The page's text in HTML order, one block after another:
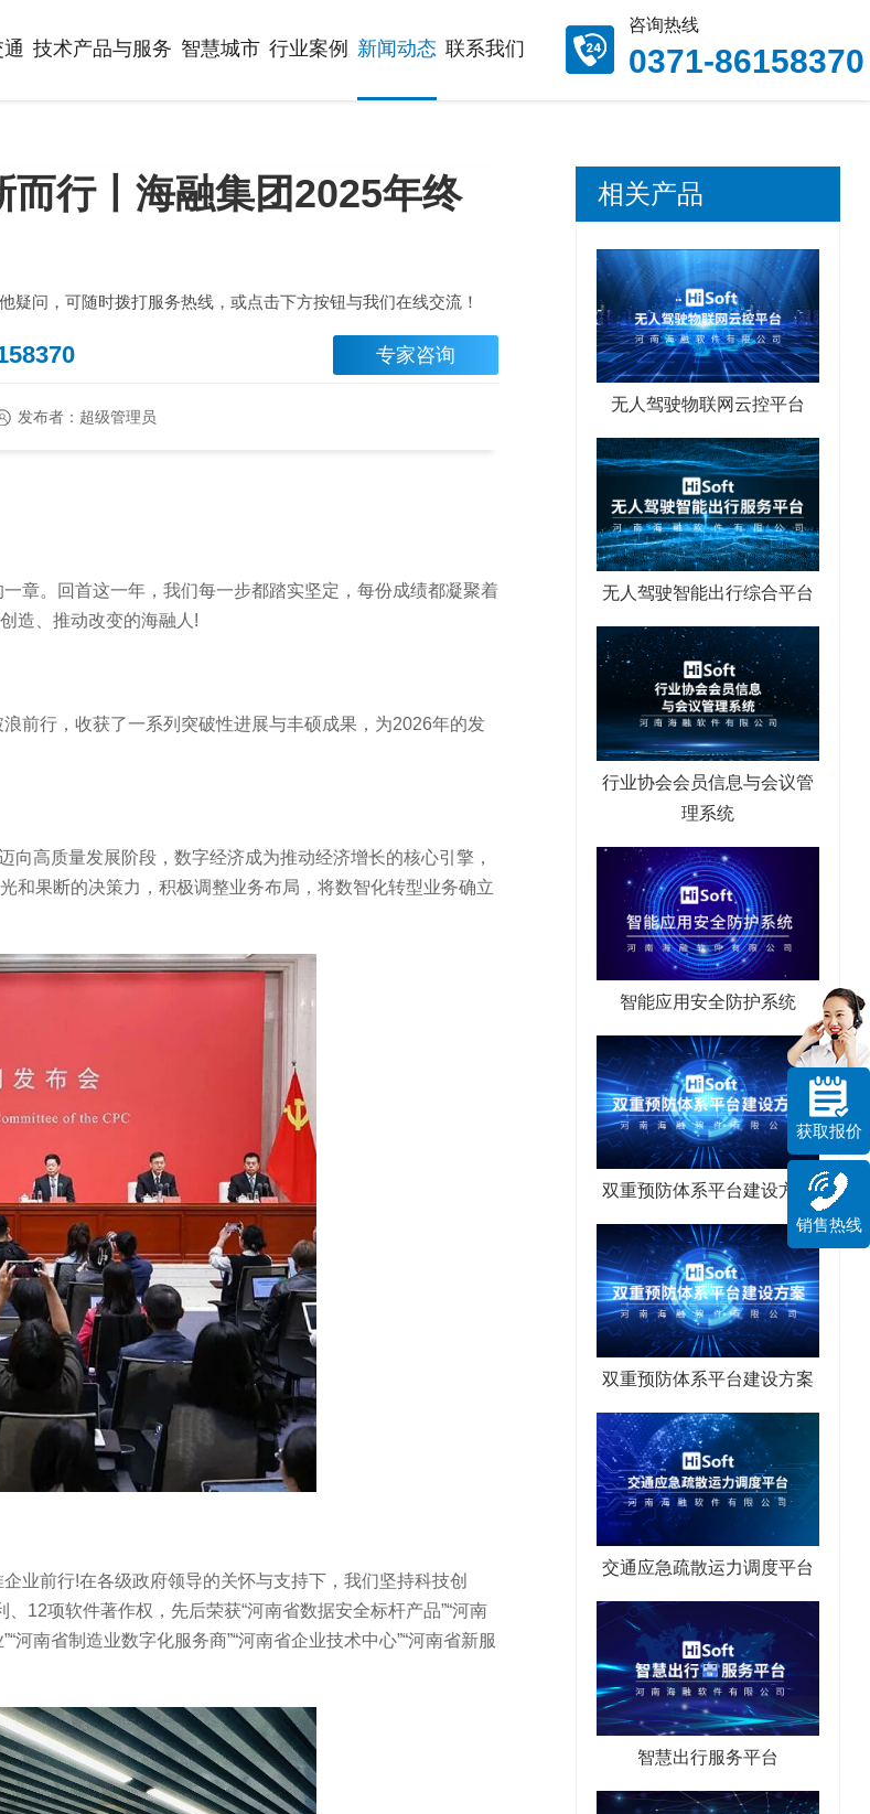
咨询热线
0371-86158370
技术产品与服务 智慧城市 行业案例 新闻动态 联系我们
而行丨海融集团2025年终
疑问，可随时拨打服务热线，或点击下方按钮与我们在线交流！
专家咨询
发布者：超级管理员
章。回首这一年，我们每一步都踏实坚定，每份成绩都凝聚着
造、推动改变的海融人!
前行，收获了一系列突破性进展与丰硕成果，为2026年的发
向高质量发展阶段，数字经济成为推动经济增长的核心引擎，
和果断的决策力，积极调整业务布局，将数智化转型业务确立
业前行!在各级政府领导的关怀与支持下，我们坚持科技创
12项软件著作权，先后荣获“河南省数据安全标杆产品”“河南
河南省制造业数字化服务商”“河南省企业技术中心”“河南省新服
相关产品
无人驾驶物联网云控平台
无人驾驶智能出行综合平台
行业协会会员信息与会议管
理系统
智能应用安全防护系统
双重预防体系平台建设方案
双重预防体系平台建设方案
交通应急疏散运力调度平台
智慧出行服务平台
获取报价
销售热线